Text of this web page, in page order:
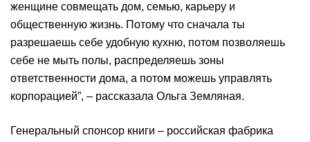
женщине совмещать дом, семью, карьеру и
общественную жизнь. Потому что сначала ты
разрешаешь себе удобную кухню, потом позволяешь
себе не мыть полы, распределяешь зоны
ответственности дома, а потом можешь управлять
корпорацией”, – рассказала Ольга Земляная.
Генеральный спонсор книги – российская фабрика